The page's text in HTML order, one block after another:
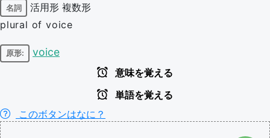
名詞 活用形 複数形
plural of voice
原形: voice
意味を覚える
単語を覚える
このボタンはなに？